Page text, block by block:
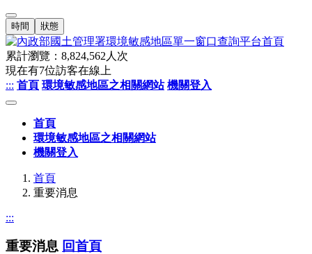
時間 狀態
累計瀏覽： 8,824,562 人次
現在有7位訪客在線上
::: 首頁 環境敏感地區之相關網站 機關登入
首頁
環境敏感地區之相關網站
機關登入
首頁
重要消息
:::
重要消息 回首頁